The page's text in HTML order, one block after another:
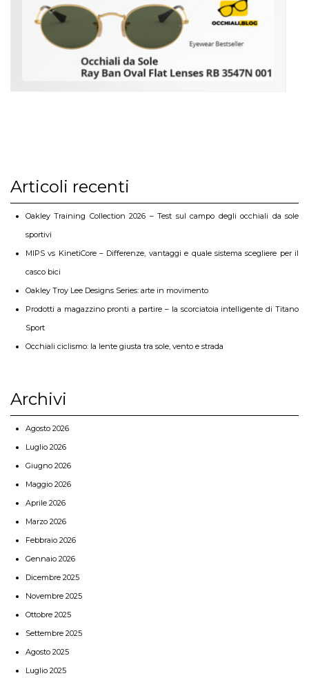
Articoli recenti
Oakley Training Collection 2026 – Test sul campo degli occhiali da sole
sportivi
MIPS vs KinetiCore – Differenze, vantaggi e quale sistema scegliere per il
casco bici
Oakley Troy Lee Designs Series: arte in movimento
Prodotti a magazzino pronti a partire – la scorciatoia intelligente di Titano
Sport
Occhiali ciclismo: la lente giusta tra sole, vento e strada
Archivi
Agosto 2026
Luglio 2026
Giugno 2026
Maggio 2026
Aprile 2026
Marzo 2026
Febbraio 2026
Gennaio 2026
Dicembre 2025
Novembre 2025
Ottobre 2025
Settembre 2025
Agosto 2025
Luglio 2025